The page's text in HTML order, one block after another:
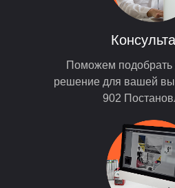
Поможем подобрать
решение для вашей
902